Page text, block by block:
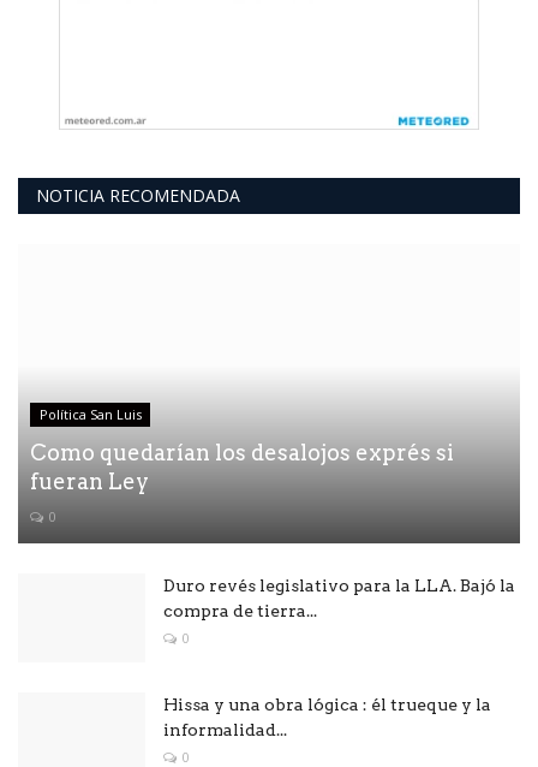
NOTICIA RECOMENDADA
Política San Luis
Como quedarían los desalojos exprés si
fueran Ley
0
Duro revés legislativo para la LLA. Bajó la
compra de tierra...
0
Hissa y una obra lógica : él trueque y la
informalidad...
0